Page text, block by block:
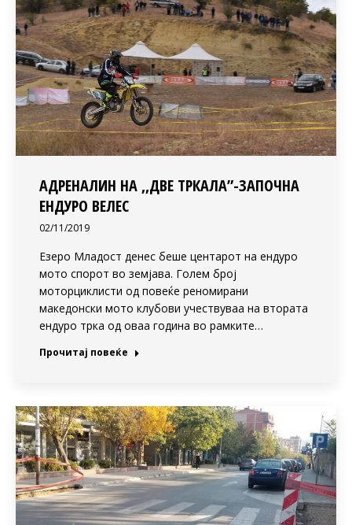
АДРЕНАЛИН НА ,,ДВЕ ТРКАЛА”-ЗАПОЧНА
EНДУРО ВЕЛЕС
02/11/2019
Езеро Младост денес беше центарот на ендуро
мото спорот во земјава. Голем број
моторциклисти од повеќе реномирани
македонски мото клубови учествуваа на втората
ендуро трка од оваа година во рамките…
Прочитај повеќе